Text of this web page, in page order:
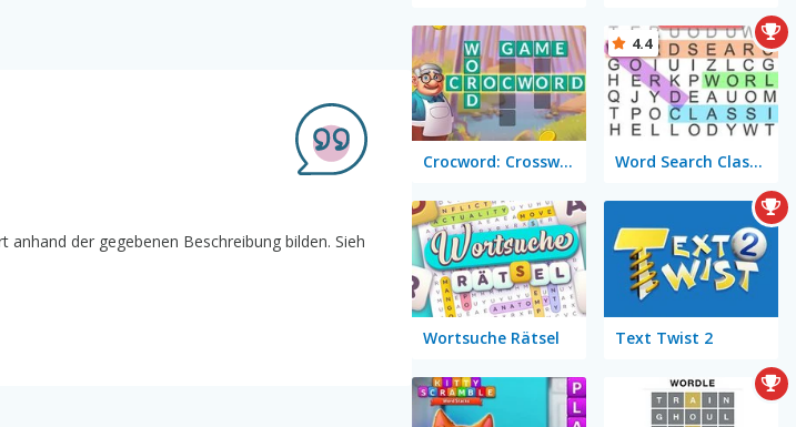
der gegebenen Beschreibung bilden. Sieh
Crocword: Crossword Puzzle Game Word Search Classic
4.4
Wortsuche Rätsel Text Twist 2